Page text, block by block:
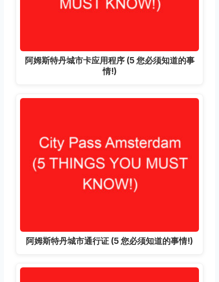
阿姆斯特丹城市卡应用程序 (5 您必须知道的事
情!)
阿姆斯特丹城市通行证 (5 您必须知道的事情!)